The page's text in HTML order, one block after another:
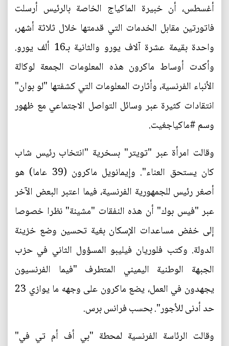
أغسطس، أن خبيرة الماكياج الخاصة بالرئيس أرسلت
فاتورتين مقابل الخدمات التي قدمتها خلال ثلاثة أشهر،
واحدة بقيمة عشرة آلاف يورو والثانية بـ16 ألف يورو.
وأكدت أوساط ماكرون هذه المعلومات الجمعة لوكالة
الأنباء الفرنسية، وأثارت المعلومات التي كشفتها "لو بوان"
انتقادات كثيرة عبر وسائل التواصل الاجتماعي مع ظهور
وسم #ماكياجغيت.
وقالت امرأة عبر "تويتر" بسخرية "انتخاب رئيس شاب
كان يستحق العناء". وإيمانويل ماكرون (39 عاما) هو
أصغر رئيس للجمهورية الفرنسية، فيما اعتبر البعض الآخر
عبر "فيس بوك" أن هذه النفقات "مشينة" نظرا خصوصا
إلى خفض مساعدات الإسكان بغية تحسين وضع خزينة
الدولة. وكتب فلوريان فيليبو المسؤول الثاني في حزب
الجبهة الوطنية اليميني المتطرف "فيما الفرنسيون
يجهدون في العمل، يضع ماكرون على وجهه ما يوازي 23
حد أدنى للأجور". بحسب فرانس برس.
وقالت الرئاسة الفرنسية لمحطة "بي أف أم تي في"